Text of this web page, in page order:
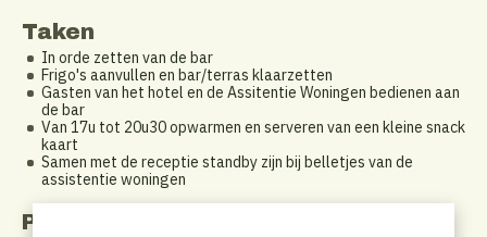
Taken
In orde zetten van de bar
Frigo's aanvullen en bar/terras klaarzetten
Gasten van het hotel en de Assitentie Woningen bedienen aan
de bar
Van 17u tot 20u30 opwarmen en serveren van een kleine snack
kaart
Samen met de receptie standby zijn bij belletjes van de
assistentie woningen
Profiel